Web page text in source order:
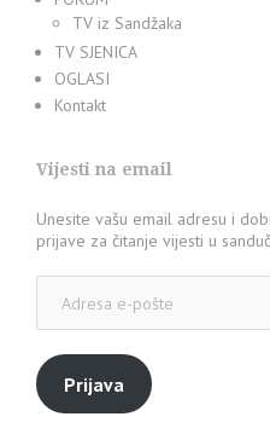
TV iz Sandžaka
TV SJENICA
OGLASI
Kontakt
Vijesti na email
Unesite vašu email adresu i
prijave za čitanje vijesti u
pošte
Prijava